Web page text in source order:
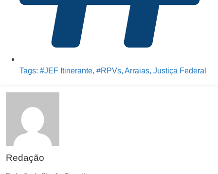
Tags: #JEF Itinerante, #RPVs, Arraias, Justiça Federal
Redação